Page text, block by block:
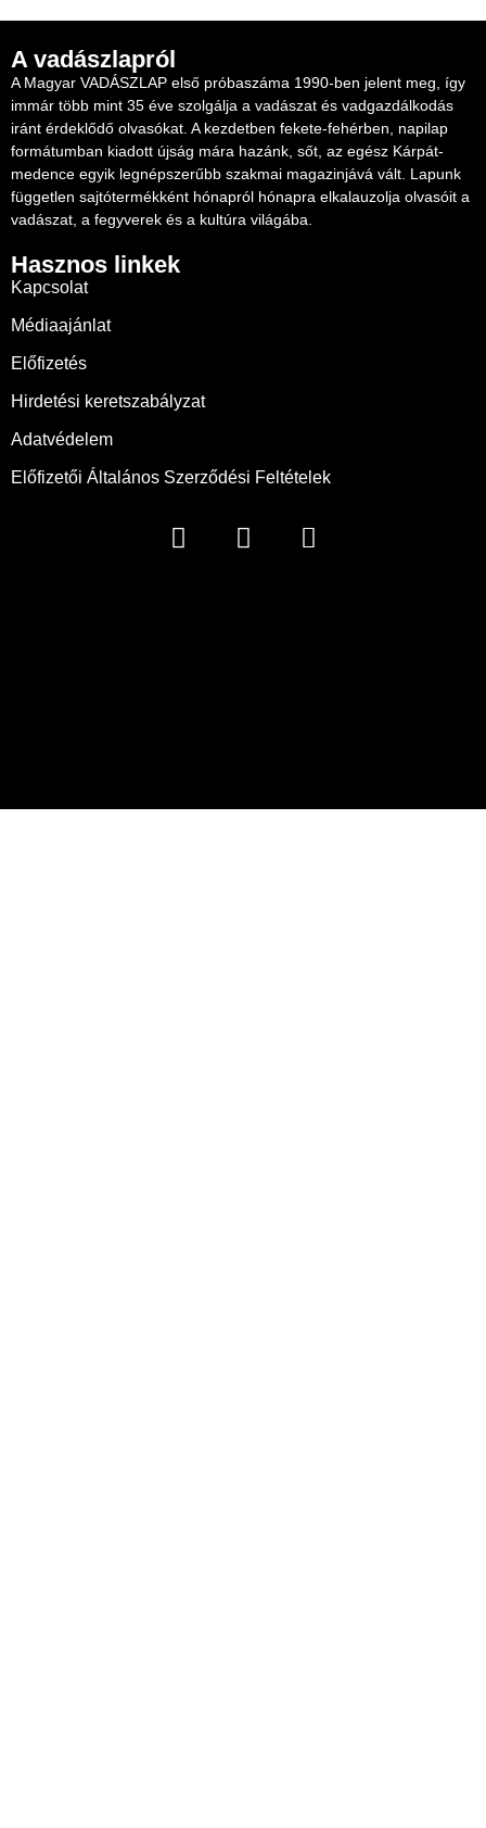
A vadászlapról
A Magyar VADÁSZLAP első próbaszáma 1990-ben jelent meg, így
immár több mint 35 éve szolgálja a vadászat és vadgazdálkodás
iránt érdeklődő olvasókat. A kezdetben fekete-fehérben, napilap
formátumban kiadott újság mára hazánk, sőt, az egész Kárpát-
medence egyik legnépszerűbb szakmai magazinjává vált. Lapunk
független sajtótermékként hónapról hónapra elkalauzolja olvasóit a
vadászat, a fegyverek és a kultúra világába.
Hasznos linkek
Kapcsolat
Médiaajánlat
Előfizetés
Hirdetési keretszabályzat
Adatvédelem
Előfizetői Általános Szerződési Feltételek